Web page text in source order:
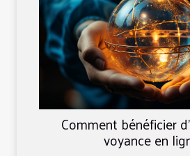
Comment bénéficier
voyance en